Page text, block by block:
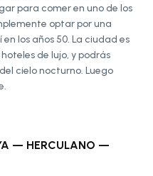
para comer en uno de los
optar por una
los años 50. La ciudad es
de lujo, y podrás
cielo nocturno. Luego
— HERCULANO —